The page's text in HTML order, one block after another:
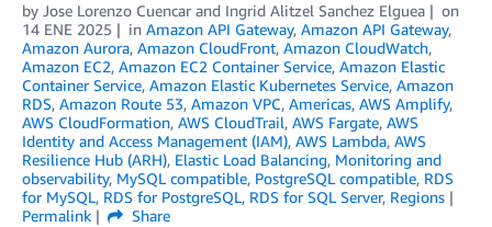
by Jose Lorenzo Cuencar and Ingrid Alitzel Sanchez Elguea
on
14 ENE 2025
in Amazon API Gateway, Amazon API Gateway,
Amazon Aurora, Amazon CloudFront, Amazon CloudWatch,
Amazon EC2, Amazon EC2 Container Service, Amazon Elastic
Container Service, Amazon Elastic Kubernetes Service, Amazon
RDS, Amazon Route 53, Amazon VPC, Americas, AWS Amplify,
AWS CloudFormation, AWS CloudTrail, AWS Fargate, AWS
Identity and Access Management (IAM), AWS Lambda, AWS
Resilience Hub (ARH), Elastic Load Balancing, Monitoring and
observability, MySQL compatible, PostgreSQL compatible, RDS
for MySQL, RDS for PostgreSQL, RDS for SQL Server, Regions
Permalink
Share